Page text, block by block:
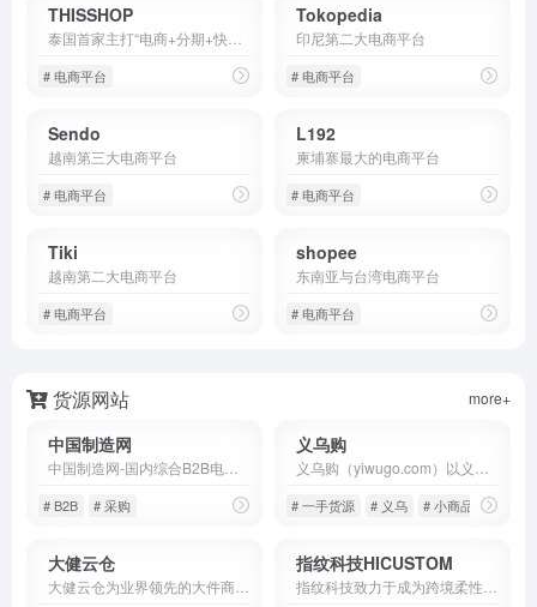
THISSHOP
# 电商平台
Tokopedia
印尼第二大电商平台
# 电商平台
Sendo
越南第三大电商平台
# 电商平台
L192
柬埔寨最大的电商平台
# 电商平台
Tiki
越南第二大电商平台
# 电商平台
shopee
东南亚与台湾电商平台
# 电商平台
货源网站 more+
中国制造网
# B2B # 采购
义乌购
# 一手货源 # 义乌 # 小商品
大健云仓 指纹科技HICUSTOM